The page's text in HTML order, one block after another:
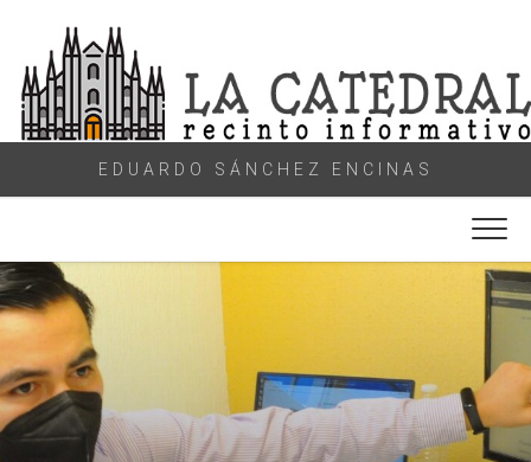
content
EDUARDO SÁNCHEZ ENCINAS